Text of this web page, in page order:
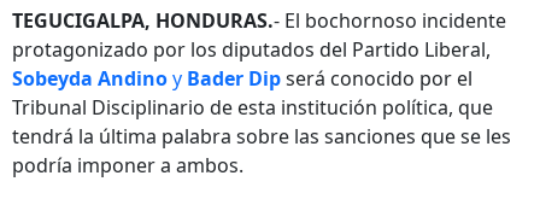
TEGUCIGALPA, HONDURAS.- El bochornoso incidente
protagonizado por los diputados del Partido Liberal,
Sobeyda Andinoy Bader Dipserá conocido por el
Tribunal Disciplinario de esta institución política, que
tendrá la última palabra sobre las sanciones que se les
podría imponer a ambos.